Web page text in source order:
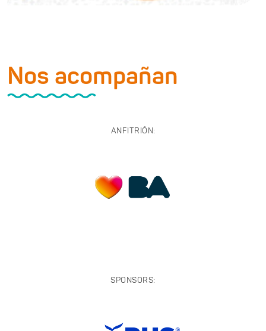
Nos acompañan
ANFITRIÓN:
SPONSORS: